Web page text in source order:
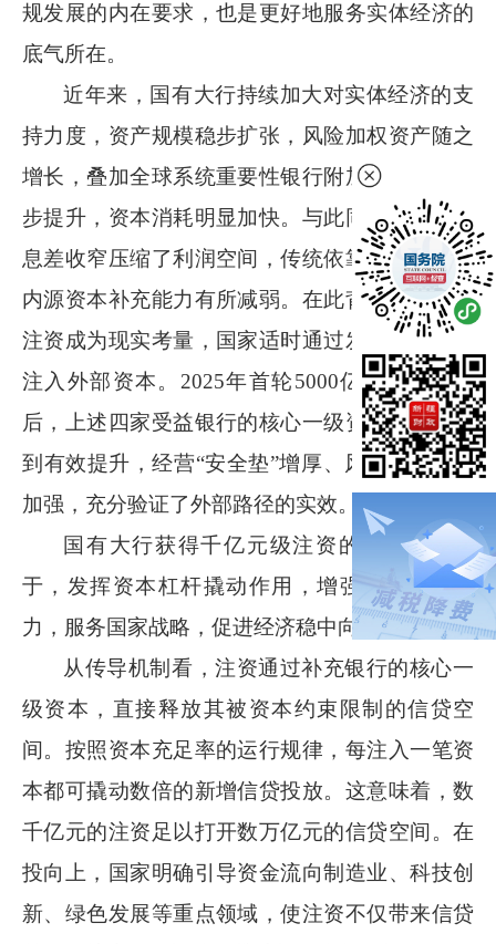
规发展的内在要求，也是更好地服务实体经济的
底气所在。
近年来，国有大行持续加大对实体经济的支
持力度，资产规模稳步扩张，风险加权资产随之
增长，叠加全球系统重要性银行附加资本要求逐
步提升，资本消耗明显加快。与此同时，银行净
息差收窄压缩了利润空间，传统依靠利润留存的
内源资本补充能力有所减弱。在此背景下，外部
注资成为现实考量，国家适时通过发行特别国债
注入外部资本。 2025年首轮5000亿元注资完成
后，上述四家受益银行的核心一级资本充足率得
到有效提升，经营“安全垫”增厚、风险抵御能力
加强，充分验证了外部路径的实效。
国有大行获得千亿元级注资的核心原因在
于，发挥资本杠杆撬动作用，增强信贷投放能
力，服务国家战略，促进经济稳中向好。
从传导机制看，注资通过补充银行的核心一
级资本，直接释放其被资本约束限制的信贷空
间。按照资本充足率的运行规律，每注入一笔资
本都可撬动数倍的新增信贷投放。这意味着，数
千亿元的注资足以打开数万亿元的信贷空间。在
投向上，国家明确引导资金流向制造业、科技创
新、绿色发展等重点领域，使注资不仅带来信贷